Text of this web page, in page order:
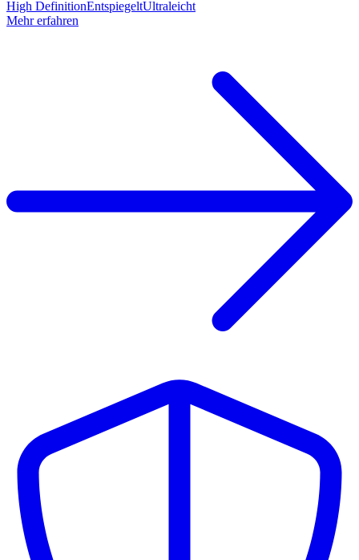
High DefinitionEntspiegeltUltraleicht
Mehr erfahren